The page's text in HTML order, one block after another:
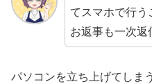
てスマホで行う
お返事も一次返
パソコンを立ち上げてしま